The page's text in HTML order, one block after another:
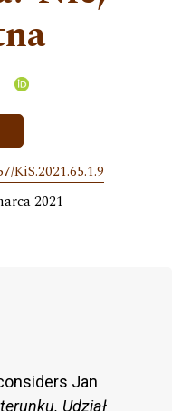
KiS.2021.65.1.9
2021
Jan
Udział